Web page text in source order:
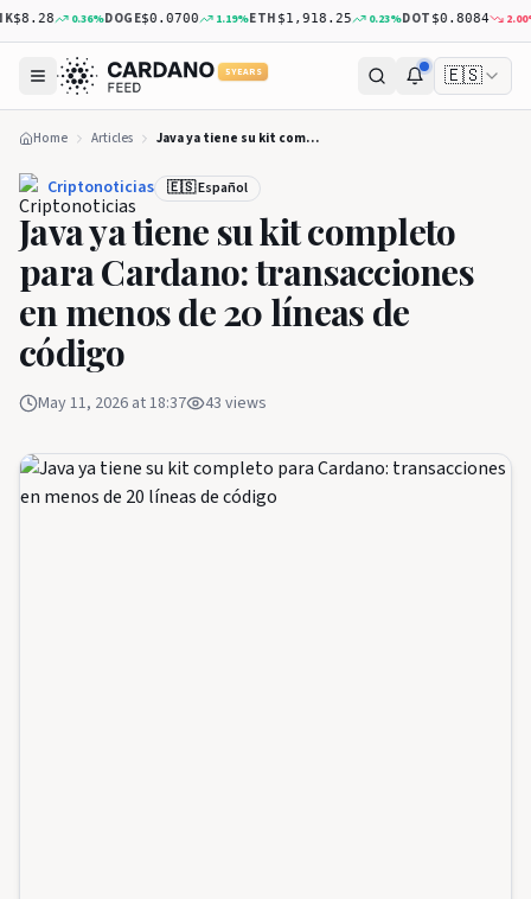
$8.28 0.36%DOGE$0.0700 1.19%ETH$1,918.25 0.23%DOT$0.8084 2.00%
5 YEARS 🇪🇸
Home Articles Java ya tiene su kit completo para Cardano: transacciones en menos de 20 líneas de código
Criptonoticias 🇪🇸 Español
Java ya tiene su kit completo
para Cardano: transacciones
en menos de 20 líneas de
código
May 11, 2026 at 18:37 43 views